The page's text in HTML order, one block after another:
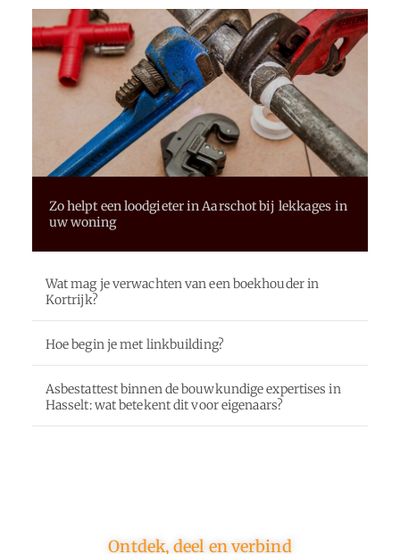
Zo helpt een loodgieter in Aarschot bij lekkages in
uw woning
Wat mag je verwachten van een boekhouder in
Kortrijk?
Hoe begin je met linkbuilding?
Asbestattest binnen de bouwkundige expertises in
Hasselt: wat betekent dit voor eigenaars?
Ontdek, deel en verbind